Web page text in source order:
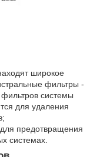
широкое
фильтры -
системы
для удаления
предотвращения
системах.